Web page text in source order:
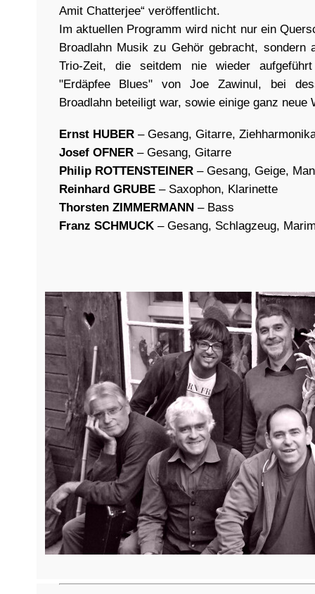
Amit Chatterjee“ veröffentlicht.
Im aktuellen Programm wird nicht nur ein
Broadlahn Musik zu Gehör gebracht, sondern
Trio-Zeit, die seitdem nie wieder
"Erdäpfee Blues" von Joe Zawinul, bei
Broadlahn beteiligt war, sowie einige ganz neue
Ernst HUBER– Gesang, Gitarre,
Josef OFNER– Gesang, Gitarre
Philip ROTTENSTEINER– Gesang, Geige,
Reinhard GRUBE– Saxophon, Klarinette
Thorsten ZIMMERMANN– Bass
Franz SCHMUCK– Gesang, Schlagzeug,